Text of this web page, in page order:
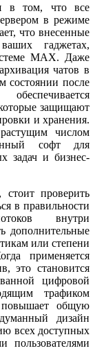
в том, что все
в режиме
что внесенные
гаджетах,
MAX. Даже
чатов в
состоянии после
защищают
и хранения.
числом
софт для
задач и бизнес-
стоит проверить
в правильности
внутри
дополнительные
или степени
применяется
это становится
цифровой
трафиком
повышает общую
дизайн
всех доступных
пользователями